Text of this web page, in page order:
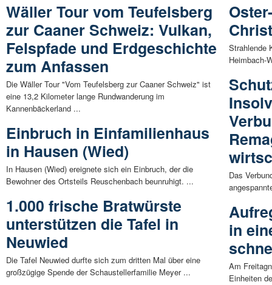
Wäller Tour vom Teufelsberg
zur Caaner Schweiz: Vulkan,
Felspfade und Erdgeschichte
zum Anfassen
Die Wäller Tour "Vom Teufelsberg zur Caaner Schweiz" ist
eine 13,2 Kilometer lange Rundwanderung im
Kannenbäckerland ...
Einbruch in Einfamilienhaus
in Hausen (Wied)
In Hausen (Wied) ereignete sich ein Einbruch, der die
Bewohner des Ortsteils Reuschenbach beunruhigt. ...
1.000 frische Bratwürste
unterstützen die Tafel in
Neuwied
Die Tafel Neuwied durfte sich zum dritten Mal über eine
großzügige Spende der Schaustellerfamilie Meyer ...
Strahlende
Heimbach-
Das
in
Am
Einheiten